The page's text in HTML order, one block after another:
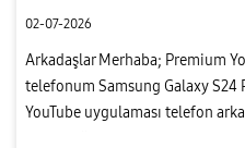
02-07-2026
Arkadaşlar Merhaba; Premium
telefonum Samsung Galaxy S24
YouTube uygulaması telefon